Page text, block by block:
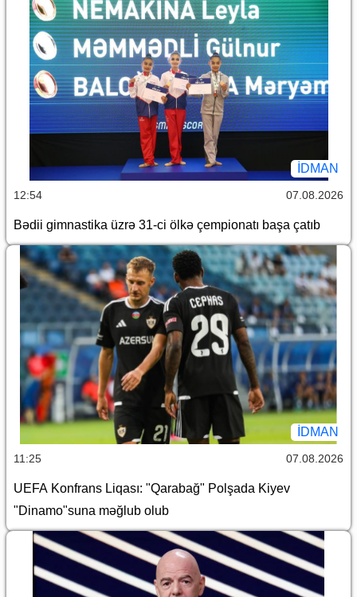
İDMAN
12:54 07.08.2026
Bədii gimnastika üzrə 31-ci ölkə çempionatı başa çatıb
İDMAN
11:25 07.08.2026
UEFA Konfrans Liqası: "Qarabağ" Polşada Kiyev
"Dinamo"suna məğlub olub